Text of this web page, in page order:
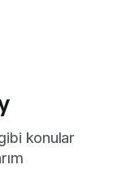
konular